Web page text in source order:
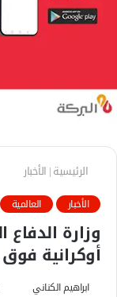
الرئيسية| الأخبار
الأخبار العالمية
أوكرانية
ابراهيم الكناني